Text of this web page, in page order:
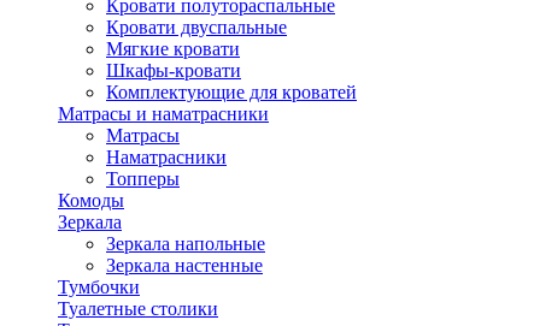
Кровати полутораспальные
Кровати двуспальные
Мягкие кровати
Шкафы-кровати
Комплектующие для кроватей
Матрасы и наматрасники
Матрасы
Наматрасники
Топперы
Комоды
Зеркала
Зеркала напольные
Зеркала настенные
Тумбочки
Туалетные столики